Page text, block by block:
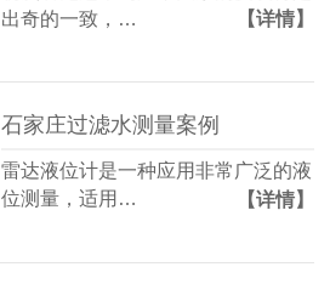
出奇的一致，…
【详情】
石家庄过滤水测量案例
雷达液位计是一种应用非常广泛的液
位测量，适用…
【详情】